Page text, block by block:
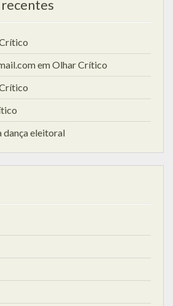
emOlhar Crítico
dança eleitoral